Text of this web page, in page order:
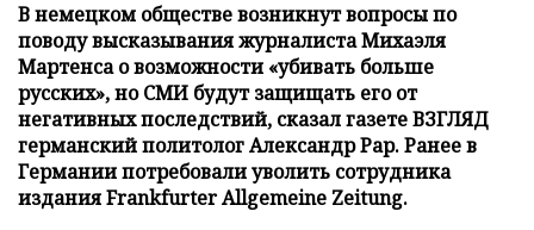
В немецком обществе возникнут вопросы по
поводу высказывания журналиста Михаэля
Мартенса о возможности «убивать больше
русских», но СМИ будут защищать его от
негативных последствий, сказал газете ВЗГЛЯД
германский политолог Александр Рар. Ранее в
Германии потребовали уволить сотрудника
издания Frankfurter Allgemeine Zeitung.